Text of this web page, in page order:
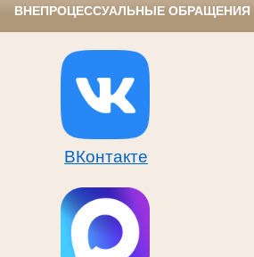
ВНЕПРОЦЕССУАЛЬНЫЕ ОБРАЩЕНИЯ
ВКонтакте